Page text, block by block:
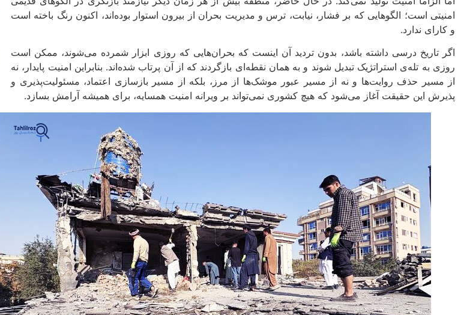
امنیتی است؛ الگوهایی که بر فشار، نیابت، ترس و مدیریت بحران از بیرون استوار بوده‌اند، اکنون رنگ باخته است
و کارای ندارد.
اگر تاریخ درسی داشته باشد، بدون تردید آن اینست که بحران‌هایی که روزی ابزار شمرده می‌شوند، ممکن است
روزی به تله‌ی استراتژیک تبدیل شوند و به همان نقطه‌ای بازگردند که از آن پرتاب شده‌اند. بنابراین امنیت پایدار، نه
از مسیر حذف روایت‌ها و نه از مسیر عبور موشک‌ها از مرز، بلکه از مسیر بازسازی اعتماد، مسئولیت‌پذیری و
پذیرش این حقیقت آغاز می‌شود که هیچ کشوری نمی‌تواند بر ویرانه امنیت همسایه، برای همیشه آرامش بسازد.